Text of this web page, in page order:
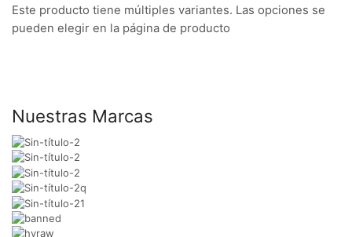
Este producto tiene múltiples variantes. Las opciones se
pueden elegir en la página de producto
Nuestras Marcas